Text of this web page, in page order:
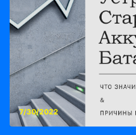
7/30/2022